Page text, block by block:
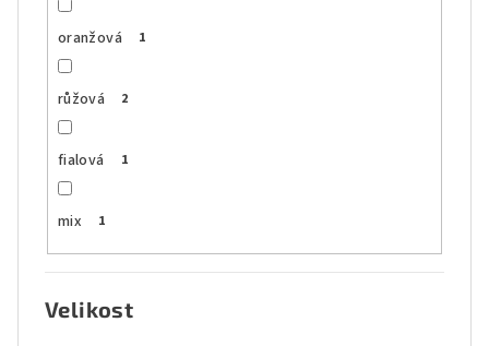
oranžová 1
růžová 2
fialová 1
mix 1
Velikost